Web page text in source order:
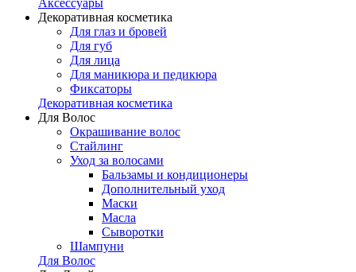
Аксессуары
Декоративная косметика
Для глаз и бровей
Для губ
Для лица
Для маникюра и педикюра
Фиксаторы
Декоративная косметика
Для Волос
Окрашивание волос
Стайлинг
Уход за волосами
Бальзамы и кондиционеры
Дополнительный уход
Маски
Масла
Сыворотки
Шампуни
Для Волос